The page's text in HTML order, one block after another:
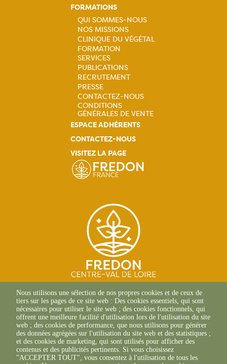
FORMATIONS
Navigation
principale
QUI SOMMES-NOUS
NOS MISSIONS
CLINIQUE DU VÉGÉTAL
FORMATION
SERVICES
PUBLICATIONS
RECRUTEMENT
PRESSE
CONTACTEZ-NOUS
CONDITIONS
GÉNÉRALES DE VENTE
ESPACE ADHÉRENTS
CONTACTEZ-NOUS
VISITEZ LA PAGE
SITE D'ORLÉANS
13 Av. des Droits de
l'Homme
45000 Orléans
02 38 42 13 88 (Composer le
canal 1)
SITE DE CHAMBRAY-LÈS-
TOURS
Nous utilisons une sélection de nos propres cookies et de ceux de
tiers sur les pages de ce site web : Des cookies essentiels, qui sont
nécessaires pour utiliser le site web ; des cookies fonctionnels, qui
offrent une meilleure facilité d'utilisation lors de l'utilisation du site
web ; des cookies de performance, que nous utilisons pour générer
des données agrégées sur l'utilisation du site web et des statistiques ;
et des cookies de marketing, qui sont utilisés pour afficher des
contenus et des publicités pertinents. Si vous choisissez
"ACCEPTER TOUT", vous consentez à l'utilisation de tous les